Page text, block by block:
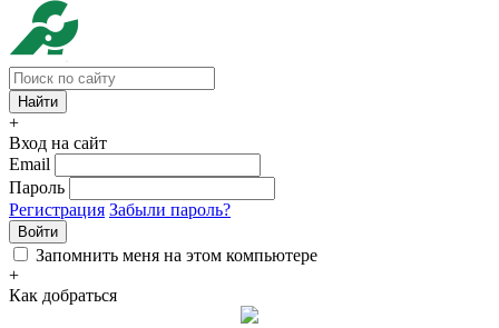
+
Вход на сайт
Email
Пароль
Регистрация Забыли пароль?
Войти
Запомнить меня на этом компьютере
+
Как добраться